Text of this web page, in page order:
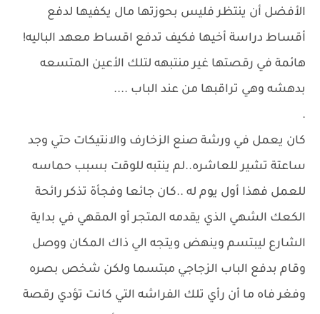
الأفضل أن ينتظر فليس بحوزتها مال يكفيها لدفع
أقساط دراسة أخيها فكيف تدفع اقساط معهد الباليه!
هائمة في رقصتها غير منتبهه لتلك الأعين المتسعه
بدهشه وهي تراقبها من عند الباب ....
.
كان يعمل في ورشة صنع الزخارف والانتيكات حتي وجد
ساعتة تشير للعاشره..لم ينتبه للوقت بسبب حماسه
للعمل فهذا أول يوم له ..كان جائعا وفجأة تذكر رائحة
الكعك الشهي الذي يقدمه المتجر أو المقهي في بداية
الشارع ليبتسم وينهض ويتجه الي ذاك المكان ووصل
وقام بدفع الباب الزجاجي مبتسما ولكن شخص بصره
وفغر فاه ما أن رأي تلك الفراشه التي كانت تؤدي رقصة